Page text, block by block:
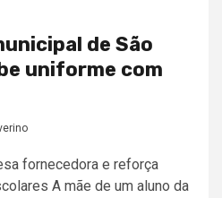
de São
uniforme com
fornecedora e reforça
A mãe de um aluno da